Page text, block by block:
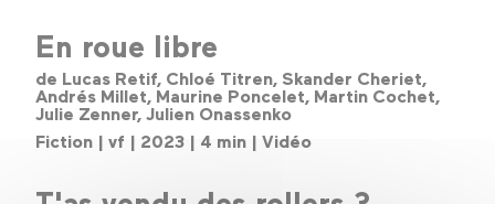
En roue libre
de Lucas Retif, Chloé Titren, Skander Cheriet,
Andrés Millet, Maurine Poncelet, Martin Cochet,
Julie Zenner, Julien Onassenko
Fiction | vf | 2023 | 4 min | Vidéo